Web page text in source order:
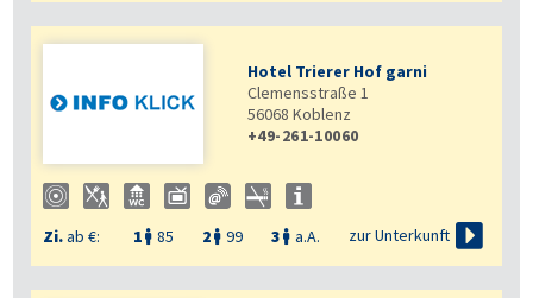
Hotel Trierer Hof garni
Clemensstraße 1
56068 Koblenz
+49-261-10060
Zi.ab €: 1  85 2  99 3  a.A. zur Unterkunft 